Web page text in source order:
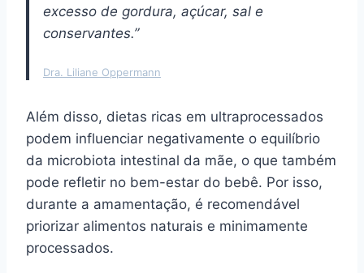
excesso de gordura, açúcar, sal e
conservantes.”
Dra. Liliane Oppermann
Além disso, dietas ricas em ultraprocessados
podem influenciar negativamente o equilíbrio
da microbiota intestinal da mãe, o que também
pode refletir no bem-estar do bebê. Por isso,
durante a amamentação, é recomendável
priorizar alimentos naturais e minimamente
processados.